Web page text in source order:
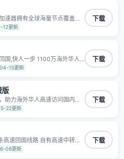
速器拥有全球海量节点覆盖，
，专为海外华人和留学生打
域限制，随时高速稳定低延迟
更新
下载
国,快人一步 1100万海外华人
速器 Android iOS Windows
场景 了解更多 看视频 全球高
,在国外也能畅快追剧!
15更新
下载
版
助力海外华人高速访问国内网
平台,解决国内视频、音乐卡顿
游戏，超低延迟稳定不掉线,畅
22更新
下载
速回国线路 自有高速中转节
高速线路 应用内直达视频音
App互不干扰 不间断的隐私保
08更新
下载